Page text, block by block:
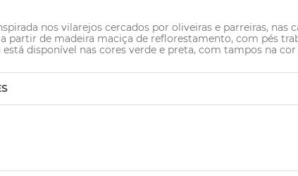
nos vilarejos cercados por oliveiras e parreiras,
partir de madeira maciça de reflorestamento, com pés
está disponível nas cores verde e preta, com tampos na